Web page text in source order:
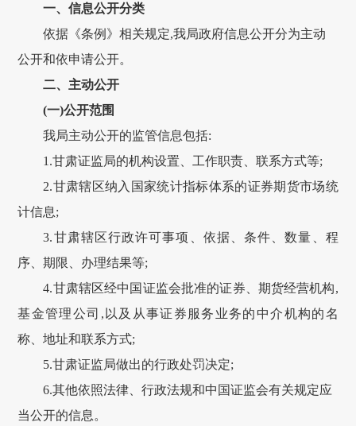
一、信息公开分类
依据《条例》相关规定,我局政府信息公开分为主动
公开和依申请公开。
二、主动公开
(一)公开范围
我局主动公开的监管信息包括:
1.甘肃证监局的机构设置、工作职责、联系方式等;
2.甘肃辖区纳入国家统计指标体系的证券期货市场统
计信息;
3.甘肃辖区行政许可事项、依据、条件、数量、程
序、期限、办理结果等;
4.甘肃辖区经中国证监会批准的证券、期货经营机构,
基金管理公司,以及从事证券服务业务的中介机构的名
称、地址和联系方式;
5.甘肃证监局做出的行政处罚决定;
6.其他依照法律、行政法规和中国证监会有关规定应
当公开的信息。